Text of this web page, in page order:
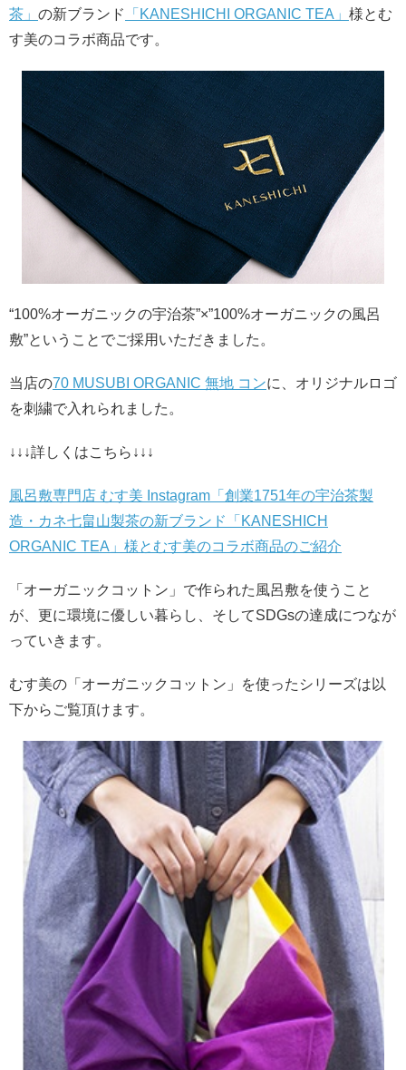
茶」 の新ブランド 「KANESHICHI ORGANIC TEA」 様とむ
す美のコラボ商品です。
“100%オーガニックの宇治茶”×”100%オーガニックの風呂
敷”ということでご採用いただきました。
当店の70 MUSUBI ORGANIC 無地 コンに、オリジナルロゴ
を刺繍で入れられました。
↓↓↓詳しくはこちら↓↓↓
風呂敷専門店 むす美 Instagram「創業1751年の宇治茶製
造・カネ七畠山製茶の新ブランド「KANESHICH
ORGANIC TEA」様とむす美のコラボ商品のご紹介
「オーガニックコットン」で作られた風呂敷を使うこと
が、更に環境に優しい暮らし、そしてSDGsの達成につなが
っていきます。
むす美の「オーガニックコットン」を使ったシリーズは以
下からご覧頂けます。